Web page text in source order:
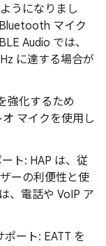
うになりまし
マイク
Audio では、
に達する場合が
強化するため
マイクを使用し
ト: HAP は、従
ーの利便性と使
、電話や VoIP ア
ート: EATT を